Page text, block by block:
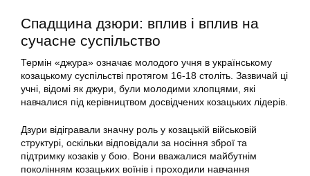
Спадщина дзюри: вплив і вплив на
сучасне суспільство
Термін «джура» означає молодого учня в українському
козацькому суспільстві протягом 16-18 століть. Зазвичай ці
учні, відомі як джури, були молодими хлопцями, які
навчалися під керівництвом досвідчених козацьких лідерів.
Дзури відігравали значну роль у козацькій військовій
структурі, оскільки відповідали за носіння зброї та
підтримку козаків у бою. Вони вважалися майбутнім
поколінням козацьких воїнів і проходили навчання